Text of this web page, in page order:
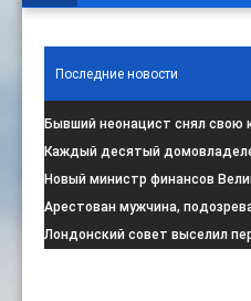
Последние новости
Бывший неонацист снял свою
негативной реакции общест:
Каждый десятый
намерен соблюдать запрет на
Новый министр финансов
свой первый бюджет 28 октя:
Арестован мужчина,
Ирана на британской военной:
Лондонский совет выселил